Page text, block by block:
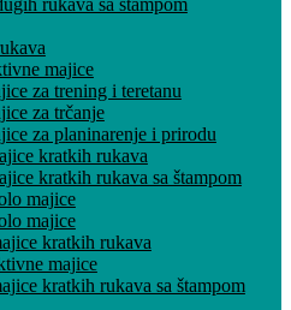
rukava sa štampom
majice
za trening i teretanu
za trčanje
za planinarenje i prirodu
kratkih rukava
kratkih rukava sa štampom
majice
majice
kratkih rukava
majice
kratkih rukava sa štampom